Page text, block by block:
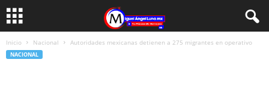
Inicio Nacional Autoridades mexicanas detienen a 275 migrantes en operativo
NACIONAL